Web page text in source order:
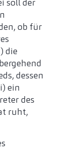
soll der
ob für
die
dessen
ein
des
ruht,